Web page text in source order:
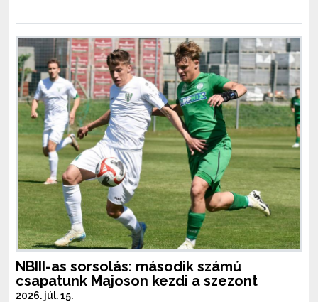
NBIII-as sorsolás: második számú
csapatunk Majoson kezdi a szezont
2026. júl. 15.